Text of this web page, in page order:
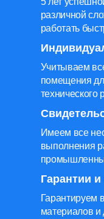
различной
работать
Учитываем
помещения
технического
Имеем все
выполнения
Гарантии
Гарантируем
материалов и